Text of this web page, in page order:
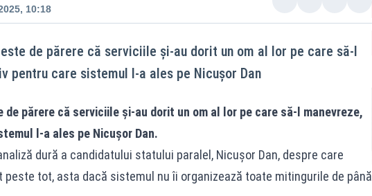
10:18
de părere că serviciile și-au dorit un om al lor pe care să-l
pentru care sistemul l-a ales pe Nicușor Dan
părere că serviciile și-au dorit un om al lor pe care să-l manevreze,
l-a ales pe Nicușor Dan.
dură a candidatului statului paralel, Nicușor Dan, despre care
peste tot, asta dacă sistemul nu îi organizează toate mitingurile de până